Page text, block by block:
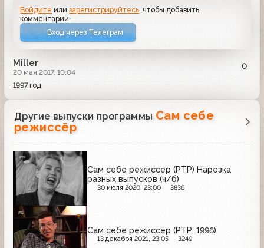
Войдите илизарегистрируйтесь, чтобы добавить
комментарий
Вход через Телеграм
Miller
20 мая 2017, 10:04
0
1997 год
Другие выпуски программы Сам себе
режиссёр
Сам себе режиссер (РТР) Нарезка
разных выпусков (ч/б)
30 июля 2020, 23:00 3836
Сам себе режиссёр (РТР, 1996)
13 декабря 2021, 23:05 3249